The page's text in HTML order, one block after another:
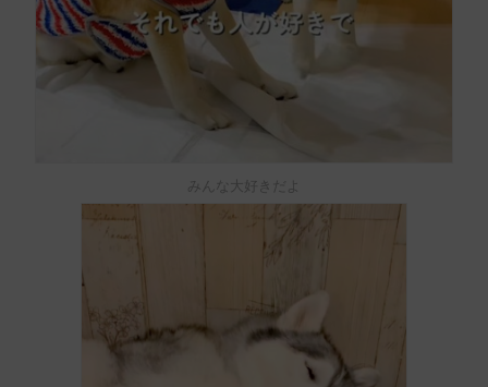
みんな大好きだよ